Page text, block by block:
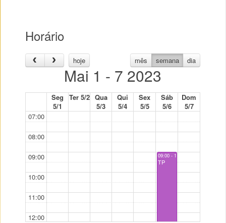
Horário
hoje mês semana dia
Mai 1 - 7 2023
Seg
5/1
Ter 5/2 Qua
5/3
Qui
5/4
Sex
5/5
Sáb
5/6
Dom
5/7
07:00
08:00
09:00
10:00
11:00
12:00
09:00 - 13:00
TP